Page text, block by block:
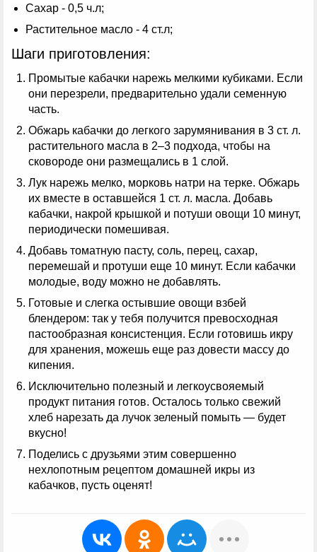
Сахар - 0,5 ч.л;
Растительное масло - 4 ст.л;
Шаги приготовления:
Промытые кабачки нарежь мелкими кубиками. Если
они перезрели, предварительно удали семенную
часть.
Обжарь кабачки до легкого зарумянивания в 3 ст. л.
растительного масла в 2–3 подхода, чтобы на
сковороде они размещались в 1 слой.
Лук нарежь мелко, морковь натри на терке. Обжарь
их вместе в оставшейся 1 ст. л. масла. Добавь
кабачки, накрой крышкой и потуши овощи 10 минут,
периодически помешивая.
Добавь томатную пасту, соль, перец, сахар,
перемешай и протуши еще 10 минут. Если кабачки
молодые, воду можно не добавлять.
Готовые и слегка остывшие овощи взбей
блендером: так у тебя получится превосходная
пастообразная консистенция. Если готовишь икру
для хранения, можешь еще раз довести массу до
кипения.
Исключительно полезный и легкоусвояемый
продукт питания готов. Осталось только свежий
хлеб нарезать да лучок зеленый помыть — будет
вкусно!
Поделись с друзьями этим совершенно
нехлопотным рецептом домашней икры из
кабачков, пусть оценят!